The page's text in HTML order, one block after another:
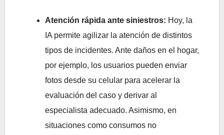
Atención rápida ante siniestros: Hoy, la
IA permite agilizar la atención de distintos
tipos de incidentes. Ante daños en el hogar,
por ejemplo, los usuarios pueden enviar
fotos desde su celular para acelerar la
evaluación del caso y derivar al
especialista adecuado. Asimismo, en
situaciones como consumos no